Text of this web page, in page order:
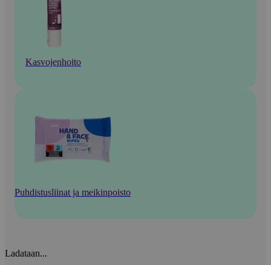
Kasvojenhoito
Puhdistusliinat ja meikinpoisto
Ladataan...